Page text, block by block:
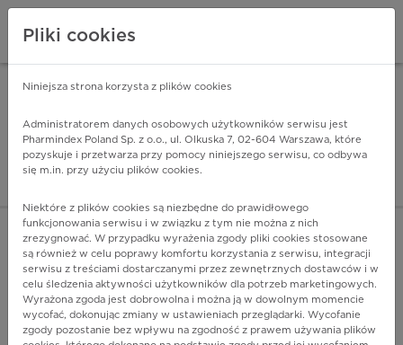
Pharmindex - lider
ZALOGUJ SIĘ
POKAŻ FILTRY
Pliki cookies
Niniejsza strona korzysta z plików cookies
Administratorem danych osobowych użytkowników serwisu jest
Pharmindex Poland Sp. z o.o., ul. Olkuska 7, 02-604 Warszawa, które
pozyskuje i przetwarza przy pomocy niniejszego serwisu, co odbywa
się m.in. przy użyciu plików cookies.
Niektóre z plików cookies są niezbędne do prawidłowego
funkcjonowania serwisu i w związku z tym nie można z nich
zrezygnować. W przypadku wyrażenia zgody pliki cookies stosowane
są również w celu poprawy komfortu korzystania z serwisu, integracji
serwisu z treściami dostarczanymi przez zewnętrznych dostawców i w
celu śledzenia aktywności użytkowników dla potrzeb marketingowych.
Wyrażona zgoda jest dobrowolna i można ją w dowolnym momencie
wycofać, dokonując zmiany w ustawieniach przeglądarki. Wycofanie
zgody pozostanie bez wpływu na zgodność z prawem używania plików
ZA DARMO - w Google Play INSTALUJ